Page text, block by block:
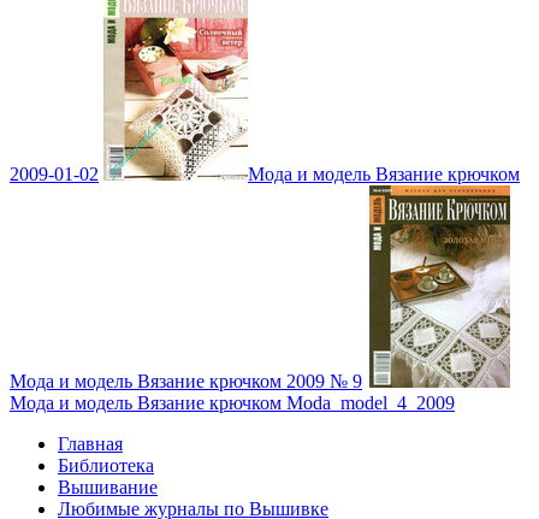
2009-01-02 Мода и модель Вязание крючком
Мода и модель Вязание крючком 2009 № 9
Мода и модель Вязание крючком Moda_model_4_2009
Главная
Библиотека
Вышивание
Любимые журналы по Вышивке